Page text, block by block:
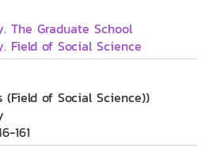
The Graduate School
Field of Social Science
of Social Science))
161